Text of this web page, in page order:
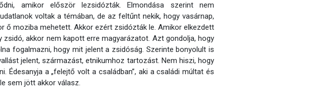
amikor először lezsidózták. Elmondása szerint nem
voltak a témában, de az feltűnt nekik, hogy vasárnap,
ő moziba mehetett. Akkor ezért zsidózták le. Amikor elkezdett
zsidó, akkor nem kapott erre magyarázatot. Azt gondolja, hogy
fogalmazni, hogy mit jelent a zsidóság. Szerinte bonyolult is
jelent, származást, etnikumhoz tartozást. Nem hiszi, hogy
Édesanyja a „felejtő volt a családban”, aki a családi múltat és
sem jött akkor válasz.